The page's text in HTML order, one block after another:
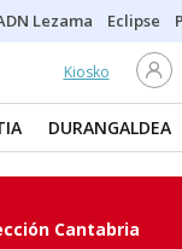
Lezama Eclipse
Kiosko
DURANGALDEA
Cantabria